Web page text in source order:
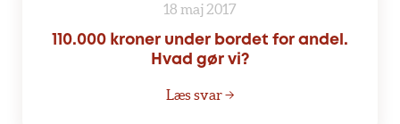
18 maj 2017
110.000 kroner under bordet for andel.
Hvad gør vi?
Læs svar →